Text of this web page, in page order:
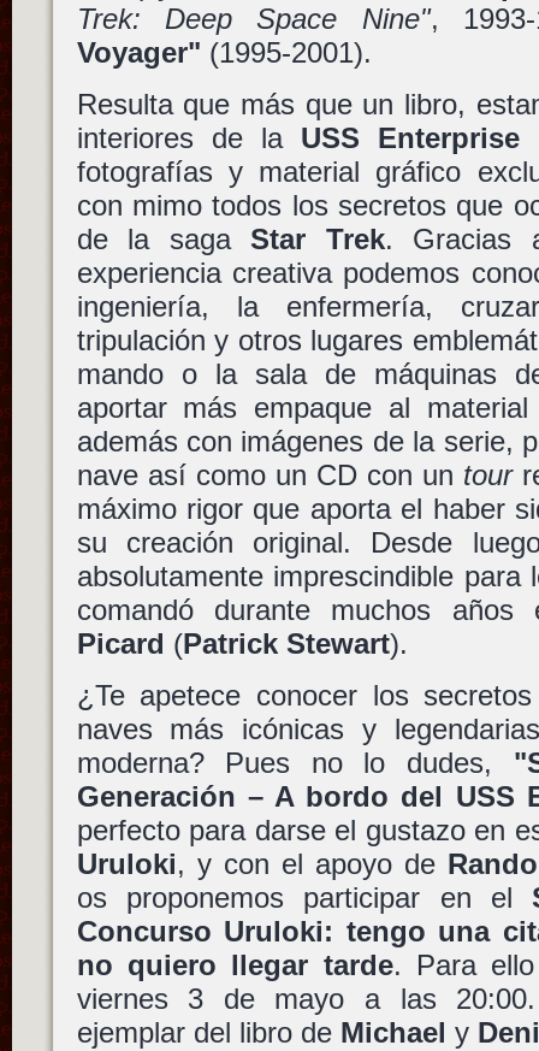
Trek: Deep Space Nine",
Voyager" (1995-2001).
Resulta que más que un libro,
interiores de la USS Enterprise
fotografías y material gráfico
con mimo todos los secretos que
de la sagaStar Trek.
experiencia creativa podemos
ingeniería, la enfermería,
tripulación y otros lugares
mando o la sala de máquinas
aportar más empaque al
además con imágenes de la serie,
nave así como un CD con un tour
máximo rigor que aporta el haber
su creación original. Desde
absolutamente imprescindible
comandó durante muchos
Picard (Patrick Stewart).
¿Te apetece conocer los
naves más icónicas y
moderna? Pues no lo dudes,
Generación – A bordo del USS
perfecto para darse el gustazo en
Uruloki, y con el apoyo de
os proponemos participar en el
Concurso Uruloki: tengo una
no quiero llegar tarde. Para
viernes 3 de mayo a las
ejemplar del libro de Michael y